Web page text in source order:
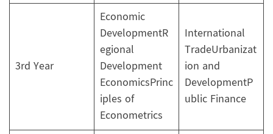
3rd Year
Economic
DevelopmentR
egional
Development
EconomicsPrinc
iples of
Econometrics
International
TradeUrbanizat
ion and
DevelopmentP
ublic Finance